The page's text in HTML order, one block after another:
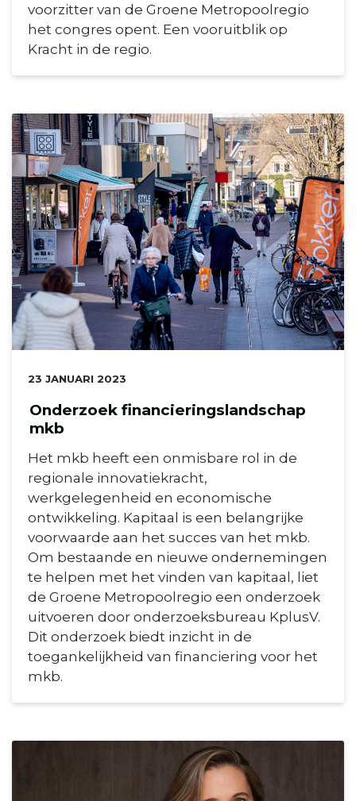
voorzitter van de Groene Metropoolregio
het congres opent. Een vooruitblik op
Kracht in de regio.
DATUM:
23 JANUARI 2023
Onderzoek financieringslandschap
mkb
Het mkb heeft een onmisbare rol in de
regionale innovatiekracht,
werkgelegenheid en economische
ontwikkeling. Kapitaal is een belangrijke
voorwaarde aan het succes van het mkb.
Om bestaande en nieuwe ondernemingen
te helpen met het vinden van kapitaal, liet
de Groene Metropoolregio een onderzoek
uitvoeren door onderzoeksbureau KplusV.
Dit onderzoek biedt inzicht in de
toegankelijkheid van financiering voor het
mkb.